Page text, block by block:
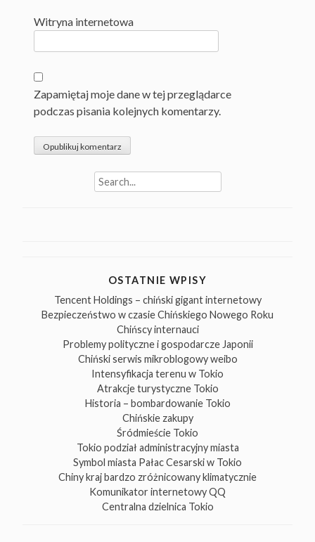
Witryna internetowa
Zapamiętaj moje dane w tej przeglądarce
podczas pisania kolejnych komentarzy.
Search
for:
OSTATNIE WPISY
Tencent Holdings – chiński gigant internetowy
Bezpieczeństwo w czasie Chińskiego Nowego Roku
Chińscy internauci
Problemy polityczne i gospodarcze Japonii
Chiński serwis mikroblogowy weibo
Intensyfikacja terenu w Tokio
Atrakcje turystyczne Tokio
Historia – bombardowanie Tokio
Chińskie zakupy
Śródmieście Tokio
Tokio podział administracyjny miasta
Symbol miasta Pałac Cesarski w Tokio
Chiny kraj bardzo zróżnicowany klimatycznie
Komunikator internetowy QQ
Centralna dzielnica Tokio